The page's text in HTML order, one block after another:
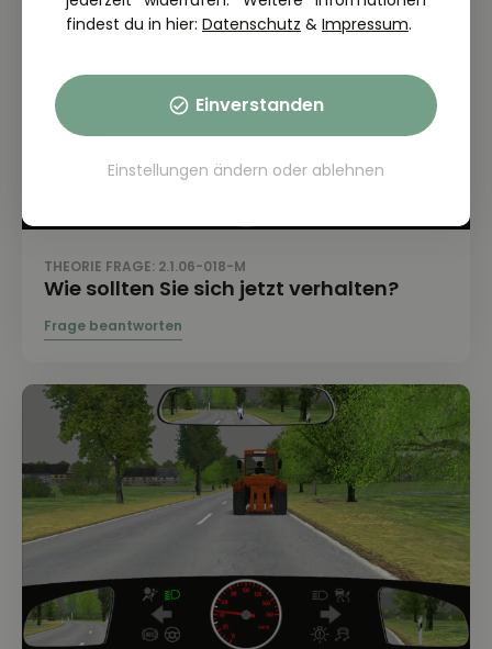
THEORIE FRAGE: 2.1.06-018-M
Wie sollten Sie sich jetzt verhalten?
findest du in hier: Datenschutz & Impressum.
Einverstanden
Einstellungen ändern oder ablehnen